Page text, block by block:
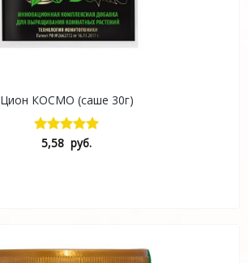
Цион КОСМО (саше 30г)
Оценка
5,58 руб.